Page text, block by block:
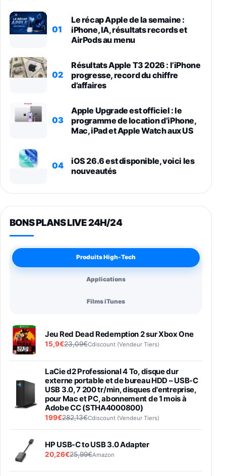
01
Le récap Apple de la semaine :
iPhone, IA, résultats records et
AirPods au menu
02
Résultats Apple T3 2026 : l’iPhone
progresse, record du chiffre
d’affaires
03
Apple Upgrade est officiel : le
programme de location d’iPhone,
Mac, iPad et Apple Watch aux US
04
iOS 26.6 est disponible, voici les
nouveautés
BONS PLANS LIVE 24H/24
Produits High-Tech
Applications
Films iTunes
Jeu Red Dead Redemption 2 sur Xbox One
15,9€23,09€Cdiscount (Vendeur Tiers)
LaCie d2 Professional 4 To, disque dur
externe portable et de bureau HDD – USB-C
USB 3.0, 7 200 tr/min, disques d'entreprise,
pour Mac et PC, abonnement de 1 mois à
Adobe CC (STHA4000800)
199€282,13€Cdiscount (Vendeur Tiers)
HP USB-C to USB 3.0 Adapter
20,26€25,99€Amazon